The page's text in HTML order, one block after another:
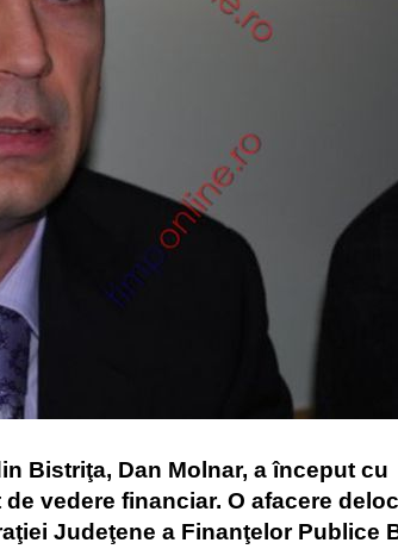
Bistriţa, Dan Molnar, a început cu
vedere financiar. O afacere deloc
Judeţene a Finanţelor Publice